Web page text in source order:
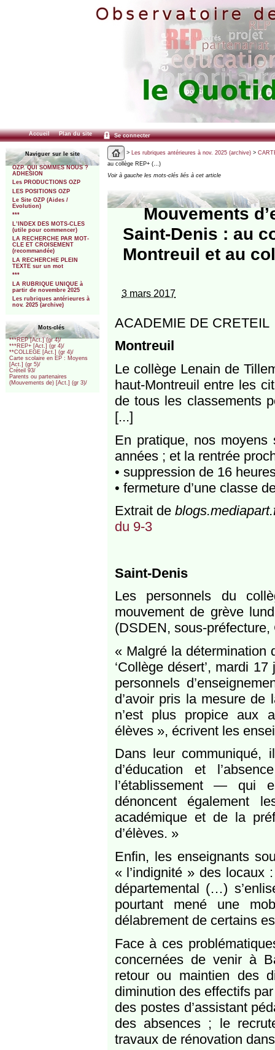
Accueil Plan du site Se connecter
Naviguer sur le site
OZP. QUI SOMMES NOUS ?
ADHESION
Les PRODUCTIONS OZP
LES POSITIONS OZP
Le Site OZP (Aides /
Evolution)
***
L’INDEX DES MOTS-CLES
(utile pour commencer)
LA RECHERCHE PAR MOT-
CLE ET CROISEMENT
(recommandée)
LA RECHERCHE PLEIN
TEXTE sur un mot
***
LA RUBRIQUE UNIQUE à
partir de novembre 2025
Les rubriques antérieures à
nov. 2025 (archive)
Mots-clés
***REP [Act.] (gr 4)/
***REP+ [Act.] (gr 4)/
**COLLEGE [Act.] (gr 4)/
Carte scolaire en EP : Moyens
[Act.] (gr 5)/
Créteil 93/
Parents ou partenaires
(Mouvements de) [Act.] (gr 3)/
> Les rubriques antérieures à nov. 2025 (archive)>
au collège REP+ (…)
Voir à gauche les mots-clés liés à cet article
Mouvements
Saint-Denis : au
Montreuil et au
3 mars 2017
ACADEMIE DE CRETEIL
Montreuil
Le collège Lenain de
haut-Montreuil entre les
de tous les classements
[...]
En pratique, nos moyens
années ; et la rentrée
• suppression de 16
• fermeture d’une classe
Extrait de
du 9-3
Saint-Denis
Les personnels du
mouvement de grève
(DSDEN, sous-
« Malgré la détermination
‘Collège désert’, mardi
personnels
d’avoir pris la mesure de
n’est plus propice aux
élèves », écrivent les
Dans leur communiqué,
d’éducation et
l’établissement — qui
dénoncent également
académique et de la
d’élèves. »
Enfin, les enseignants
« l’indignité » des locaux
départemental (…)
pourtant mené une
délabrement de certains
Face à ces
concernées de venir à
retour ou maintien des
diminution des effectifs
des postes d’assistant
des absences ; le
travaux de rénovation